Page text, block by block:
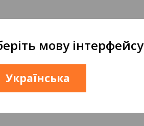
мову інтерфейсу
Українська